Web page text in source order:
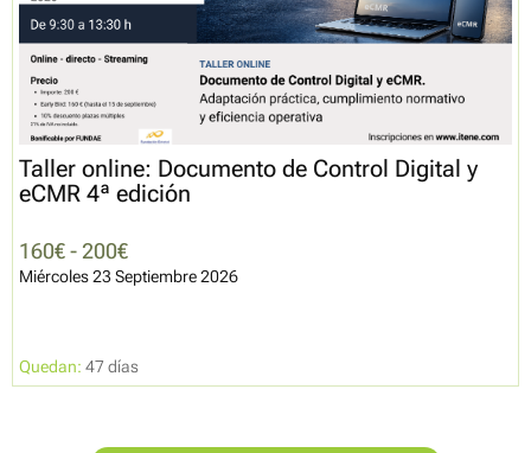
Taller online: Documento de Control Digital y
eCMR 4ª edición
160€ - 200€
Miércoles 23 Septiembre 2026
Quedan: 47 días